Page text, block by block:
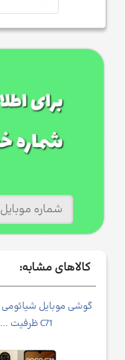
کالاهای مشابه:
C71 ظرفیت ...